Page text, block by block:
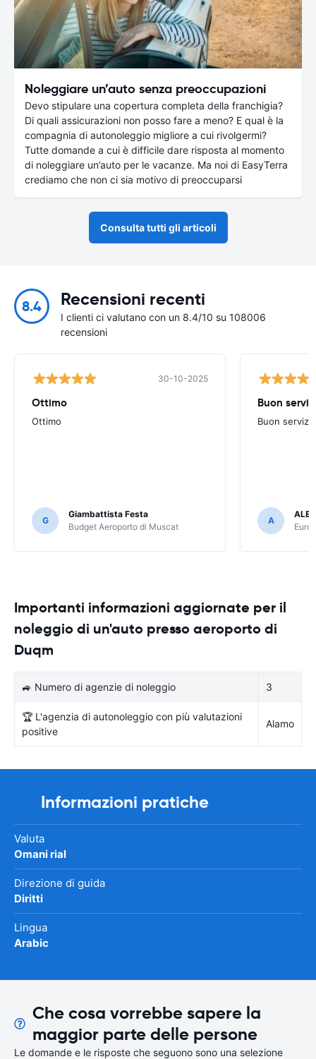
Noleggiare un’auto senza preoccupazioni
Devo stipulare una copertura completa della franchigia?
Di quali assicurazioni non posso fare a meno? E qual è la
compagnia di autonoleggio migliore a cui rivolgermi?
Tutte domande a cui è difficile dare risposta al momento
di noleggiare un’auto per le vacanze. Ma noi di EasyTerra
crediamo che non ci sia motivo di preoccuparsi
Consulta tutti gli articoli
8.4 Recensioni recenti
I clienti ci valutano con un 8.4/10 su 108006
recensioni
30-10-2025
Ottimo
Ottimo
G
Giambattista Festa
Budget Aeroporto di Muscat
Buon
Buon servizio
A
Importanti informazioni aggiornate per il
noleggio di un'auto presso aeroporto di
Duqm
🚙 Numero di agenzie di noleggio 3
🏆 L'agenzia di autonoleggio con più valutazioni
positive
Alamo
Informazioni pratiche
Valuta
Omani rial
Direzione di guida
Diritti
Lingua
Arabic
Che cosa vorrebbe sapere la
maggior parte delle persone
Le domande e le risposte che seguono sono una selezione